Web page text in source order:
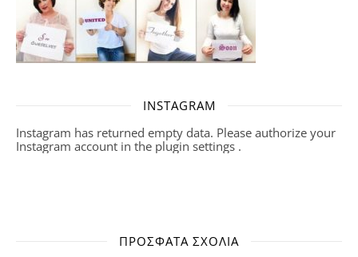
INSTAGRAM
Instagram has returned empty data. Please authorize your
Instagram account in the plugin settings .
ΠΡΌΣΦΑΤΑ ΣΧΌΛΙΑ